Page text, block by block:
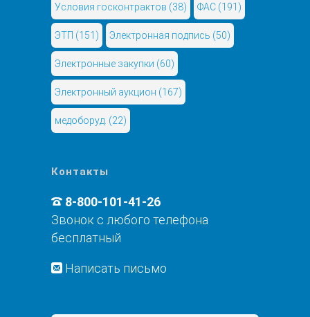
Условия госконтрактов (38) ФАС (191)
ЭТП (151) Электронная подпись (50)
Электронные закупки (60)
Электронный аукцион (167)
медоборуд. (22)
Контакты
8-800-101-41-26
Звонок с любого телефона
бесплатный
Написать письмо